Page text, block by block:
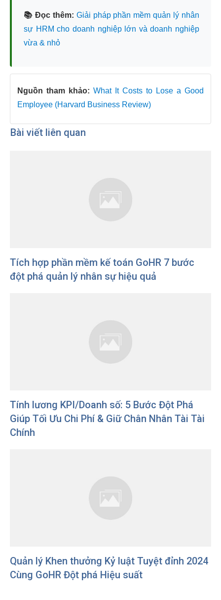
📚 Đọc thêm: Giải pháp phần mềm quản lý nhân
sự HRM cho doanh nghiệp lớn và doanh nghiệp
vừa & nhỏ
Nguồn tham khảo: What It Costs to Lose a Good
Employee (Harvard Business Review)
Bài viết liên quan
Tích hợp phần mềm kế toán GoHR 7 bước
đột phá quản lý nhân sự hiệu quả
Tính lương KPI/Doanh số: 5 Bước Đột Phá
Giúp Tối Ưu Chi Phí & Giữ Chân Nhân Tài Tài
Chính
Quản lý Khen thưởng Kỷ luật Tuyệt đỉnh 2024
Cùng GoHR Đột phá Hiệu suất